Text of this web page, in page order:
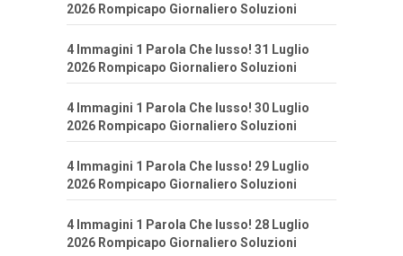
2026 Rompicapo Giornaliero Soluzioni
4 Immagini 1 Parola Che lusso! 31 Luglio
2026 Rompicapo Giornaliero Soluzioni
4 Immagini 1 Parola Che lusso! 30 Luglio
2026 Rompicapo Giornaliero Soluzioni
4 Immagini 1 Parola Che lusso! 29 Luglio
2026 Rompicapo Giornaliero Soluzioni
4 Immagini 1 Parola Che lusso! 28 Luglio
2026 Rompicapo Giornaliero Soluzioni